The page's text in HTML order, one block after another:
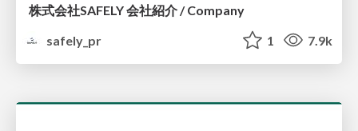
株式会社SAFELY 会社紹介 / Company
safely_pr
1 7.9k